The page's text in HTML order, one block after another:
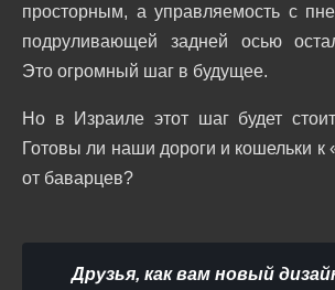
просторным, а управляемость с
подруливающей задней осью
Это огромный шаг в будущее.
Но в Израиле этот шаг будет
Готовы ли наши дороги и кошельки к
от баварцев?
Друзья, как вам новый